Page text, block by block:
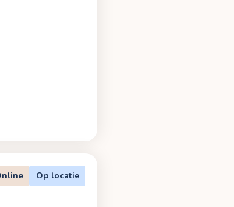
Op locatie